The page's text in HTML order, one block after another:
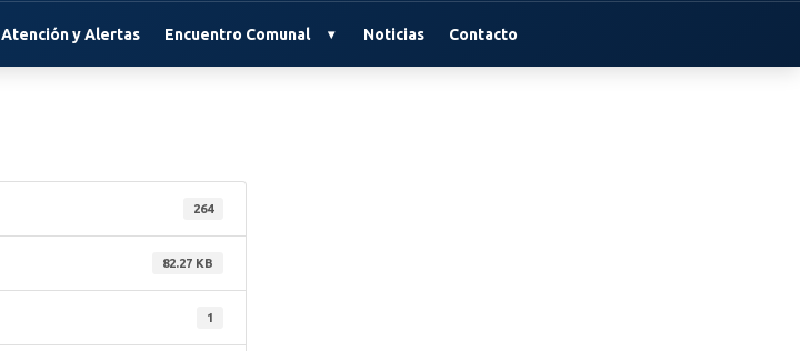
Atención y Alertas Encuentro Comunal Noticias Contacto
264
82.27 KB
1